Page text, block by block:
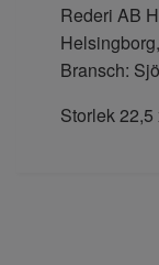
Rederi AB
Bransch:
Storlek 22,5